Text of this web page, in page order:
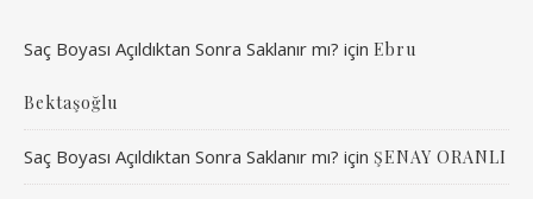
Saç Boyası Açıldıktan Sonra Saklanır mı? için Ebru
Bektaşoğlu
Saç Boyası Açıldıktan Sonra Saklanır mı? için ŞENAY ORANLI